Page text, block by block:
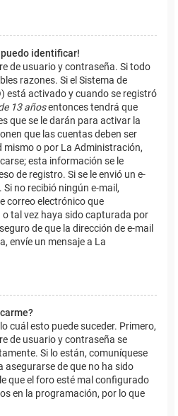
puedo identificar!
de usuario y contraseña. Si todo
razones. Si el Sistema de
está activado y cuando se registró
13 añosentonces tendrá que
que se le darán para activar la
que las cuentas deben ser
mismo o por La Administración,
esta información se le
de registro. Si se le envió un e-
no recibió ningún e-mail,
correo electrónico que
tal vez haya sido capturada por
de que la dirección de e-mail
envíe un mensaje a La
cuál esto puede suceder. Primero,
de usuario y contraseña se
Si lo están, comuníquese
de que no ha sido
que el foro esté mal configurado
en la programación, por lo que